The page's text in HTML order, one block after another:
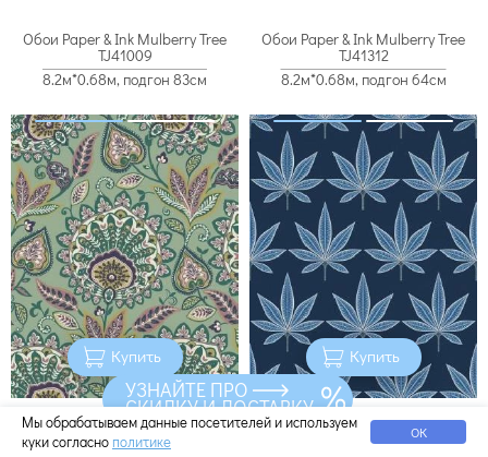
Обои Paper & Ink Mulberry Tree
TJ41009
8.2м*0.68м, подгон 83см
Купить
16 861руб.
Обои Paper & Ink Mulberry Tree
TJ41312
8.2м*0.68м, подгон 64см
Купить
16 861руб.
Мы обрабатываем данные посетителей и используем
куки согласно политике ОК
УЗНАЙТЕ ПРО
СКИДКУ И ДОСТАВКУ